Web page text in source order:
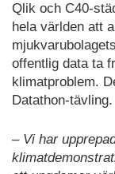
Qlik och C40-
hela världen att
offentlig data ta
klimatproblem.
Datathon-tävling.
– Vi har